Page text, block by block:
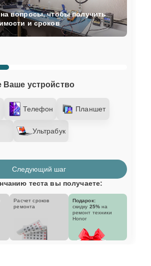
Ваше устройство
Телефон Планшет
Ультрабук
вопросы, чтобы получить
и сроков
Следующий шаг
теста вы получаете:
Расчет сроков
ремонта
Подарок:
скидку 25% на
ремонт техники
Honor